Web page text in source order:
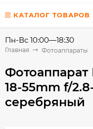
КАТАЛОГ ТОВАРОВ
Пн-Вс 10:00—18:30
Главная Фотоаппараты
Фотоаппарат
18-55mm f/
серебряный